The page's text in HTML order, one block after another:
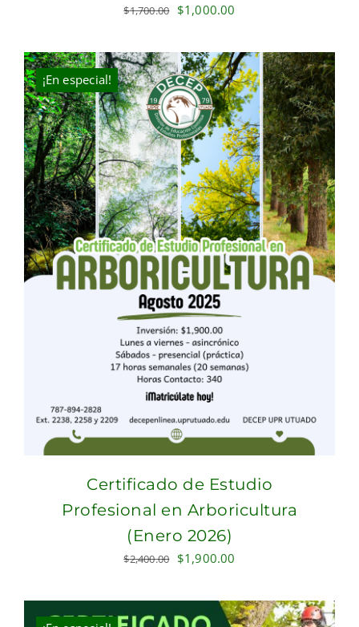
$1,700.00 Original
was:
$1,700.00.
$1,000.00
is:
$1,000.00.
¡En especial!
Certificado de Estudio
Profesional en Arboricultura
(Enero 2026)
$2,400.00 Original
was:
$2,400.00.
$1,900.00
is:
$1,900.00.